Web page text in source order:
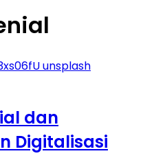
dan
Digitalisasi